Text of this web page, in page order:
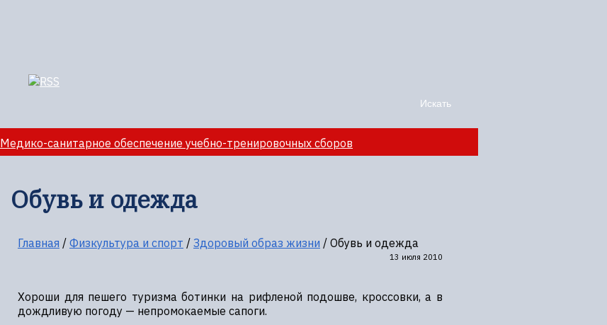
Медико-санитарное обеспечение учебно-тренировочных сборов
Обувь и одежда
Главная / Физкультура и спорт / Здоровый образ жизни / Обувь и одежда
13 июля 2010
Хороши для пешего туризма ботинки на рифленой подошве, кроссовки, а в
дождливую погоду — непромокаемые сапоги.